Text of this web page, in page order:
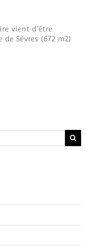
vient d’être
de Sèvres (672 m2)